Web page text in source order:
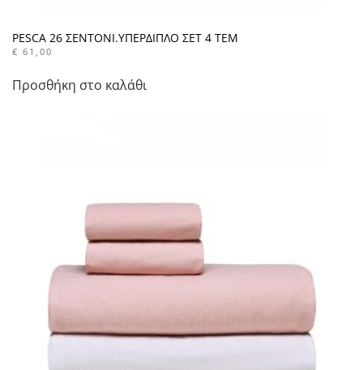
PESCA 26 ΣΕΝΤΟΝΙ.ΥΠΕΡΔΙΠΛΟ ΣΕΤ 4 ΤΕΜ
€ 61,00
Προσθήκη στο καλάθι